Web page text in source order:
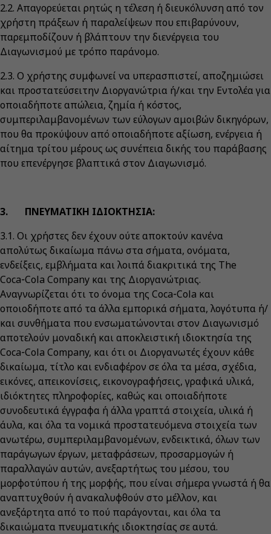
2.2. Απαγορεύεται ρητώς η τέλεση ή διευκόλυνση από τον
χρήστη πράξεων ή παραλείψεων που επιβαρύνουν,
παρεμποδίζουν ή βλάπτουν την διενέργεια του
Διαγωνισμού με τρόπο παράνομο.
2.3. Ο χρήστης συμφωνεί να υπερασπιστεί, αποζημιώσει
και προστατεύσειτην Διοργανώτρια ή/και την Εντολέα για
οποιαδήποτε απώλεια, ζημία ή κόστος,
συμπεριλαμβανομένων των εύλογων αμοιβών δικηγόρων,
που θα προκύψουν από οποιαδήποτε αξίωση, ενέργεια ή
αίτημα τρίτου μέρους ως συνέπεια δικής του παράβασης
που επενέργησε βλαπτικά στον Διαγωνισμό.
3. ΠΝΕΥΜΑΤΙΚΗ ΙΔΙΟΚΤΗΣΙΑ:
3.1. Οι χρήστες δεν έχουν ούτε αποκτούν κανένα
απολύτως δικαίωμα πάνω στα σήματα, ονόματα,
ενδείξεις, εμβλήματα και λοιπά διακριτικά της The
Coca‑Cola Company και της Διοργανώτριας.
Αναγνωρίζεται ότι το όνομα της Coca‑Cola και
οποιοδήποτε από τα άλλα εμπορικά σήματα, λογότυπα ή/
και συνθήματα που ενσωματώνονται στον Διαγωνισμό
αποτελούν μοναδική και αποκλειστική ιδιοκτησία της
Coca‑Cola Company, και ότι οι Διοργανωτές έχουν κάθε
δικαίωμα, τίτλο και ενδιαφέρον σε όλα τα μέσα, σχέδια,
εικόνες, απεικονίσεις, εικονογραφήσεις, γραφικά υλικά,
ιδιόκτητες πληροφορίες, καθώς και οποιαδήποτε
συνοδευτικά έγγραφα ή άλλα γραπτά στοιχεία, υλικά ή
άυλα, και όλα τα νομικά προστατευόμενα στοιχεία των
ανωτέρω, συμπεριλαμβανομένων, ενδεικτικά, όλων των
παράγωγων έργων, μεταφράσεων, προσαρμογών ή
παραλλαγών αυτών, ανεξαρτήτως του μέσου, του
μορφοτύπου ή της μορφής, που είναι σήμερα γνωστά ή θα
αναπτυχθούν ή ανακαλυφθούν στο μέλλον, και
ανεξάρτητα από το πού παράγονται, και όλα τα
δικαιώματα πνευματικής ιδιοκτησίας σε αυτά.